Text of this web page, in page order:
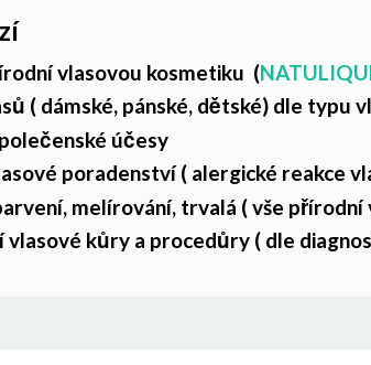
vlasovou kosmetiku (
( dámské, pánské, dětské) dle typu
účesy
poradenství ( alergické reakce
melírování, trvalá ( vše přírodní
vlasové kůry a procedůry ( dle